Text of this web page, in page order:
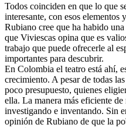
Todos coinciden en que lo que
interesante, con esos
Rubiano cree que ha habido
que Viviescas opina que es
trabajo que puede ofrecerle al
importantes para descubrir.
En Colombia el teatro está ahí,
crecimiento. A pesar de todas
poco presupuesto, quienes
ella. La manera más eficiente
investigando e inventando. Sin
opinión de Rubiano de que la